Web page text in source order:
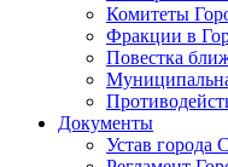
Комитеты
Фракции в
Повестка
Документы
Устав города